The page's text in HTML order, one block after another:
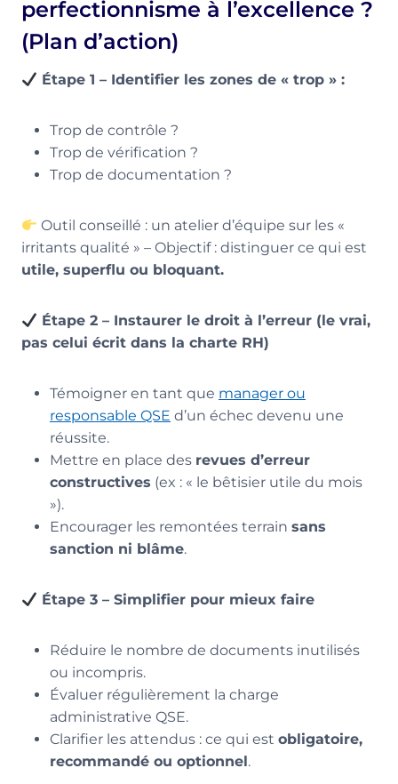
perfectionnisme à l’excellence ?
(Plan d’action)
Étape 1 – Identifier les zones de « trop » :
Trop de contrôle ?
Trop de vérification ?
Trop de documentation ?
Outil conseillé : un atelier d’équipe sur les «
irritants qualité » – Objectif : distinguer ce qui est
utile, superflu ou bloquant.
Étape 2 – Instaurer le droit à l’erreur (le vrai,
pas celui écrit dans la charte RH)
Témoigner en tant que manager ou
responsable QSE d’un échec devenu une
réussite.
Mettre en place des revues d’erreur
constructives (ex : « le bêtisier utile du mois
»).
Encourager les remontées terrain sans
sanction ni blâme.
Étape 3 – Simplifier pour mieux faire
Réduire le nombre de documents inutilisés
ou incompris.
Évaluer régulièrement la charge
administrative QSE.
Clarifier les attendus : ce qui est obligatoire,
recommandé ou optionnel.